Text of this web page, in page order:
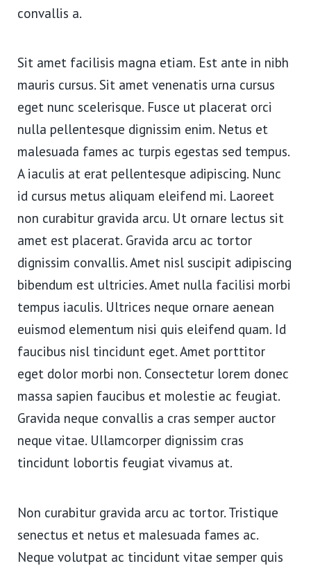
convallis a.
Sit amet facilisis magna etiam. Est ante in nibh
mauris cursus. Sit amet venenatis urna cursus
eget nunc scelerisque. Fusce ut placerat orci
nulla pellentesque dignissim enim. Netus et
malesuada fames ac turpis egestas sed tempus.
A iaculis at erat pellentesque adipiscing. Nunc
id cursus metus aliquam eleifend mi. Laoreet
non curabitur gravida arcu. Ut ornare lectus sit
amet est placerat. Gravida arcu ac tortor
dignissim convallis. Amet nisl suscipit adipiscing
bibendum est ultricies. Amet nulla facilisi morbi
tempus iaculis. Ultrices neque ornare aenean
euismod elementum nisi quis eleifend quam. Id
faucibus nisl tincidunt eget. Amet porttitor
eget dolor morbi non. Consectetur lorem donec
massa sapien faucibus et molestie ac feugiat.
Gravida neque convallis a cras semper auctor
neque vitae. Ullamcorper dignissim cras
tincidunt lobortis feugiat vivamus at.
Non curabitur gravida arcu ac tortor. Tristique
senectus et netus et malesuada fames ac.
Neque volutpat ac tincidunt vitae semper quis